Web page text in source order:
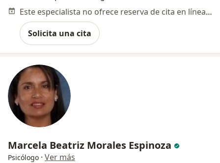
Este especialista no ofrece reserva de cita en línea en esta dirección.
Solicita una cita
Marcela Beatriz Morales Espinoza
Psicólogo · Ver más